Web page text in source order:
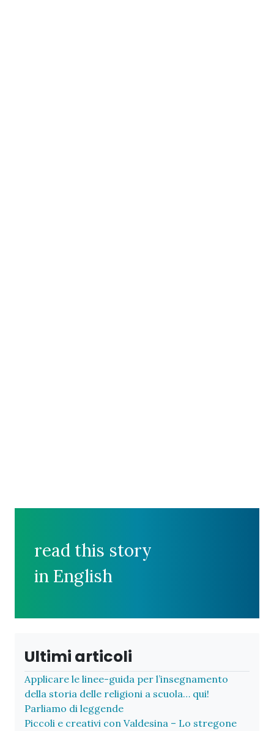
read this story
in English
Ultimi articoli
Applicare le linee-guida per l’insegnamento
della storia delle religioni a scuola… qui!
Parliamo di leggende
Piccoli e creativi con Valdesina – Lo stregone